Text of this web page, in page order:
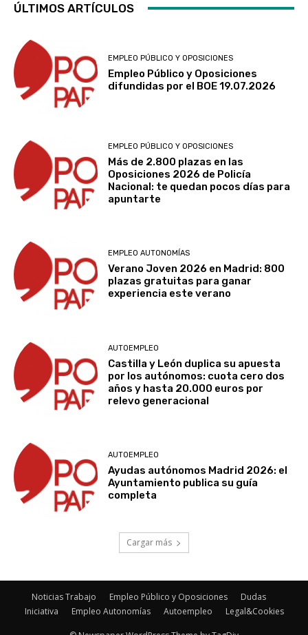
ÚLTIMOS ARTÍCULOS
EMPLEO PÚBLICO Y OPOSICIONES
Empleo Público y Oposiciones
difundidas por el BOE 19.07.2026
EMPLEO PÚBLICO Y OPOSICIONES
Más de 2.800 plazas en las
Oposiciones 2026 de Policía
Nacional: te quedan pocos días para
apuntarte
EMPLEO AUTONOMÍAS
Verano Joven 2026 en Madrid: 800
plazas gratuitas para ganar
experiencia este verano
AUTOEMPLEO
Castilla y León duplica su apuesta
por los autónomos: cuota cero dos
años y hasta 20.000 euros por
relevo generacional
AUTOEMPLEO
Ayudas autónomos Madrid 2026: el
Ayuntamiento publica su guía
completa
Cargar más
Noticias Trabajo Empleo Público y Oposiciones
Dudas
Iniciativa
Empleo Autonomías Autoempleo Legal&Cookies